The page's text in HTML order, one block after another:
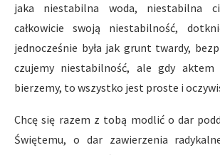
jaka niestabilna woda, niestabilna
całkowicie swoją niestabilność,
jednocześnie była jak grunt twardy,
czujemy niestabilność, ale gdy
bierzemy, to wszystko jest proste i
Chcę się razem z tobą modlić o dar
Świętemu, o dar zawierzenia